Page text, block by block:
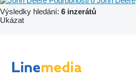
Výsledky hledání: 6 inzerátů
Ukázat